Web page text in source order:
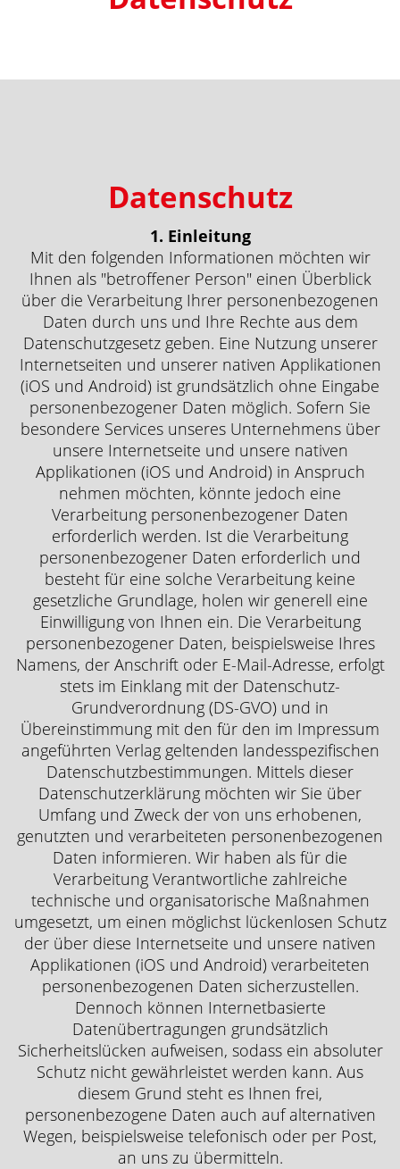
e
Datenschutz
1. Einleitung
Mit den folgenden Informationen möchten wir
Ihnen als "betroffener Person" einen Überblick
über die Verarbeitung Ihrer personenbezogenen
Daten durch uns und Ihre Rechte aus dem
Datenschutzgesetz geben. Eine Nutzung unserer
Internetseiten und unserer nativen Applikationen
(iOS und Android) ist grundsätzlich ohne Eingabe
personenbezogener Daten möglich. Sofern Sie
besondere Services unseres Unternehmens über
unsere Internetseite und unsere nativen
Applikationen (iOS und Android) in Anspruch
nehmen möchten, könnte jedoch eine
Verarbeitung personenbezogener Daten
erforderlich werden. Ist die Verarbeitung
personenbezogener Daten erforderlich und
besteht für eine solche Verarbeitung keine
gesetzliche Grundlage, holen wir generell eine
Einwilligung von Ihnen ein. Die Verarbeitung
personenbezogener Daten, beispielsweise Ihres
Namens, der Anschrift oder E-Mail-Adresse, erfolgt
stets im Einklang mit der Datenschutz-
Grundverordnung (DS-GVO) und in
Übereinstimmung mit den für den im Impressum
angeführten Verlag geltenden landesspezifischen
Datenschutzbestimmungen. Mittels dieser
Datenschutzerklärung möchten wir Sie über
Umfang und Zweck der von uns erhobenen,
genutzten und verarbeiteten personenbezogenen
Daten informieren. Wir haben als für die
Verarbeitung Verantwortliche zahlreiche
technische und organisatorische Maßnahmen
umgesetzt, um einen möglichst lückenlosen Schutz
der über diese Internetseite und unsere nativen
Applikationen (iOS und Android) verarbeiteten
personenbezogenen Daten sicherzustellen.
Dennoch können Internetbasierte
Datenübertragungen grundsätzlich
Sicherheitslücken aufweisen, sodass ein absoluter
Schutz nicht gewährleistet werden kann. Aus
diesem Grund steht es Ihnen frei,
personenbezogene Daten auch auf alternativen
Wegen, beispielsweise telefonisch oder per Post,
an uns zu übermitteln.